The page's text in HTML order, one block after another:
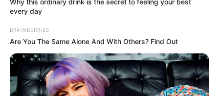
Why this ordinary drink is the secret to feeling your best
every day
BRAINBERRIES
Are You The Same Alone And With Others? Find Out